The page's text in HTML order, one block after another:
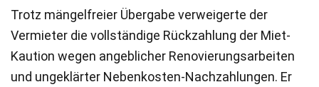
Trotz mängelfreier Übergabe verweigerte der
Vermieter die vollständige Rückzahlung der Miet-
Kaution wegen angeblicher Renovierungsarbeiten
und ungeklärter Nebenkosten-Nachzahlungen. Er